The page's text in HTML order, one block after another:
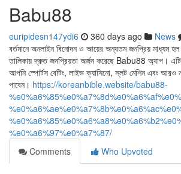
Babu88
euripidesn147ydi6 360 days ago News
বর্তমানে অনলাইন বিনোদন ও আয়ের অন্যতম জনপ্রিয় মাধ্যম
তালিকায় দ্রুত জনপ্রিয়তা অর্জন করেছে Babu88 অ্যাপ। এটি
আপনি স্পোর্টস বেটিং, লাইভ ক্যাসিনো, স্লট মেশিন এবং আরও
পাবেন। https://koreanbible.website/babu88-
%e0%a6%97%e0%a7%87/
Comments
Who Upvoted